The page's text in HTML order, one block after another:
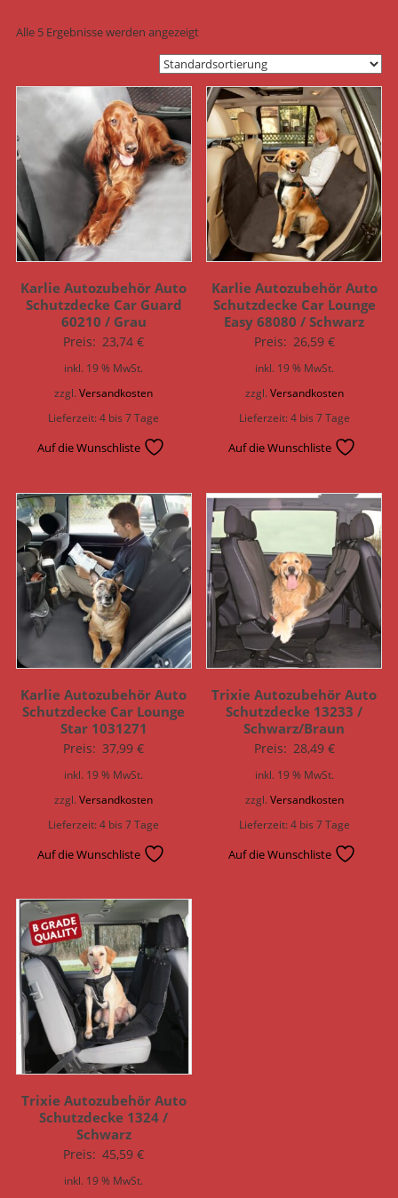
Alle 5 Ergebnisse werden angezeigt
Karlie Autozubehör Auto
Schutzdecke Car Guard
60210 / Grau
Preis: 23,74€
inkl. 19 % MwSt.
zzgl.Versandkosten
Lieferzeit:4 bis 7 Tage
Auf die Wunschliste
Karlie Autozubehör Auto
Schutzdecke Car Lounge
Easy 68080 / Schwarz
Preis: 26,59 €
inkl. 19 % MwSt.
zzgl. Versandkosten
Lieferzeit:4 bis 7 Tage
Auf die Wunschliste
Karlie Autozubehör Auto
Schutzdecke Car Lounge
Star 1031271
Preis: 37,99€
inkl. 19 % MwSt.
zzgl.Versandkosten
Lieferzeit:4 bis 7 Tage
Auf die Wunschliste
Trixie Autozubehör Auto
Schutzdecke 13233 /
Schwarz/Braun
Preis: 28,49 €
inkl. 19 % MwSt.
zzgl. Versandkosten
Lieferzeit:4 bis 7 Tage
Auf die Wunschliste
Trixie Autozubehör Auto
Schutzdecke 1324 /
Schwarz
Preis: 45,59€
inkl. 19 % MwSt.